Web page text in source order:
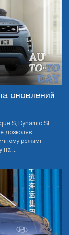
оновлений
S, Dynamic SE,
дозволяє
режимі
на ...